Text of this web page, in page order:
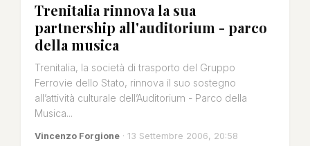
Trenitalia rinnova la sua
partnership all'auditorium - parco
della musica
Trenitalia, la società di trasporto del Gruppo
Ferrovie dello Stato, rinnova il suo sostegno
all’attività culturale dell’Auditorium - Parco della
Musica...
Vincenzo Forgione · 13 Settembre 2006, 20:58